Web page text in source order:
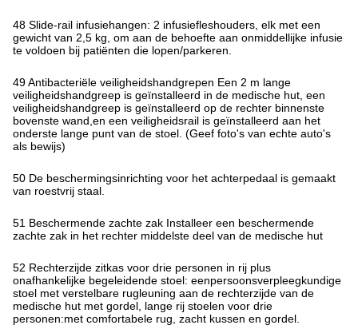
48 Slide-rail infusiehangen: 2 infusiefleshouders, elk met een
gewicht van 2,5 kg, om aan de behoefte aan onmiddellijke infusie
te voldoen bij patiënten die lopen/parkeren.
49 Antibacteriële veiligheidshandgrepen Een 2 m lange
veiligheidshandgreep is geïnstalleerd in de medische hut, een
veiligheidshandgreep is geïnstalleerd op de rechter binnenste
bovenste wand,en een veiligheidsrail is geïnstalleerd aan het
onderste lange punt van de stoel. (Geef foto's van echte auto's
als bewijs)
50 De beschermingsinrichting voor het achterpedaal is gemaakt
van roestvrij staal.
51 Beschermende zachte zak Installeer een beschermende
zachte zak in het rechter middelste deel van de medische hut
52 Rechterzijde zitkas voor drie personen in rij plus
onafhankelijke begeleidende stoel: eenpersoonsverpleegkundige
stoel met verstelbare rugleuning aan de rechterzijde van de
medische hut met gordel, lange rij stoelen voor drie
personen:met comfortabele rug, zacht kussen en gordel.